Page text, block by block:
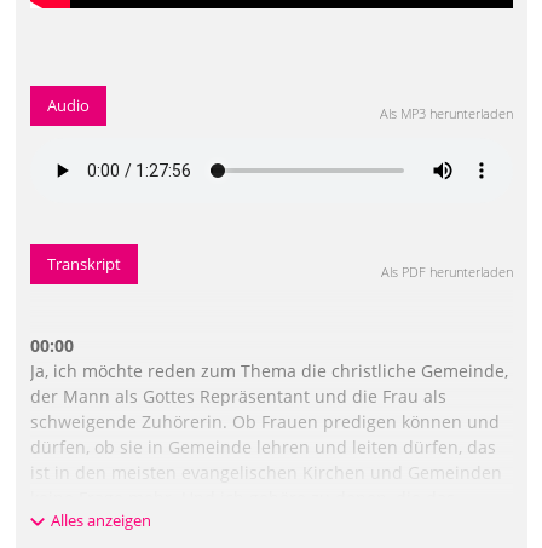
Audio Als MP3 herunterladen
Transkript Als PDF herunterladen
00:00
Ja, ich möchte reden zum Thema die christliche Gemeinde,
der Mann als Gottes Repräsentant und die Frau als
schweigende Zuhörerin. Ob Frauen predigen können und
dürfen, ob sie in Gemeinde lehren und leiten dürfen, das
ist in den meisten evangelischen Kirchen und Gemeinden
beides gut finden. Erstens, dass das so ist und zweitens,
Alles anzeigen